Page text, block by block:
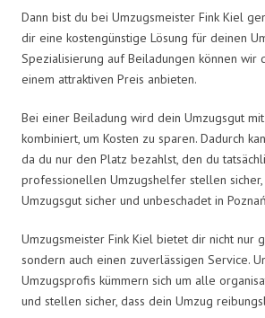
Dann bist du bei Umzugsmeister Fink Kiel
dir eine kostengünstige Lösung für deinen
Spezialisierung auf Beiladungen können wir
einem attraktiven Preis anbieten.
Bei einer Beiladung wird dein Umzugsgut
kombiniert, um Kosten zu sparen. Dadurch
da du nur den Platz bezahlst, den du
professionellen Umzugshelfer stellen sicher,
Umzugsgut sicher und unbeschadet in
Umzugsmeister Fink Kiel bietet dir nicht nur
sondern auch einen zuverlässigen Service.
Umzugsprofis kümmern sich um alle
und stellen sicher, dass dein Umzug